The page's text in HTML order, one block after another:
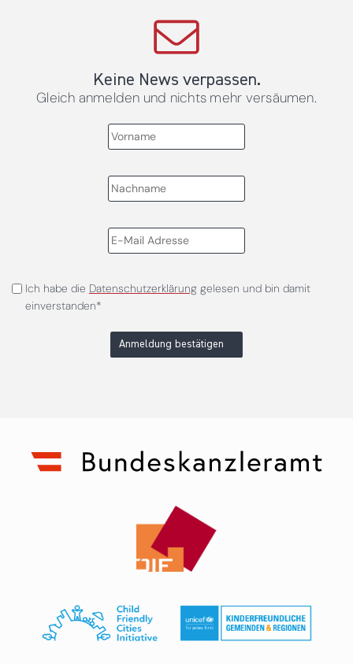
Keine News verpassen.
Gleich anmelden und nichts mehr versäumen.
Ich habe die Datenschutzerklärunggelesen und bin damit
einverstanden*
Anmeldung bestätigen